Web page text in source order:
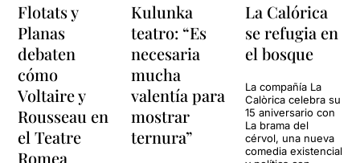
Flotats y
Planas
debaten
cómo
Voltaire y
Rousseau en
el Teatre
Romea
Kulunka
teatro: “Es
necesaria
mucha
valentía para
mostrar
ternura”
La Calórica
se refugia en
el bosque
La compañía La
Calòrica celebra su
15 aniversario con
La brama del
cérvol, una nueva
comedia existencial